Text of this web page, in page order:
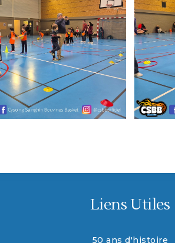
Liens Utiles
50 ans d'histoire